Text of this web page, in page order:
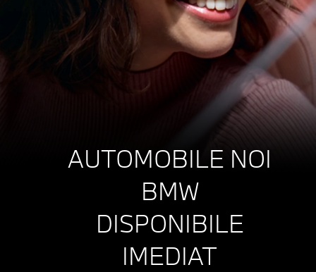
AUTOMOBILE NOI
BMW
DISPONIBILE
IMEDIAT